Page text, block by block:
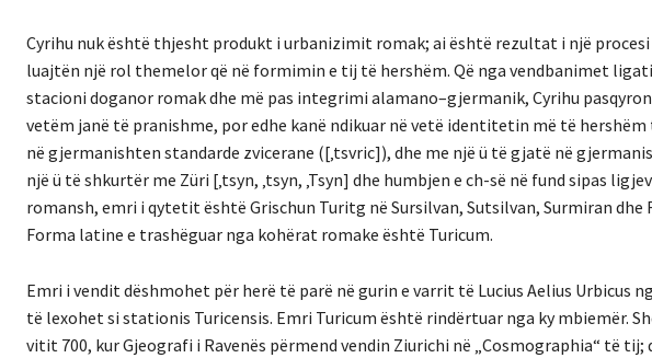
Cyrihu nuk është thjesht produkt i urbanizimit romak; ai është rezultat i një
luajtën një rol themelor që në formimin e tij të hershëm. Që nga vendbanimet
stacioni doganor romak dhe më pas integrimi alamano–gjermanik, Cyrihu
vetëm janë të pranishme, por edhe kanë ndikuar në vetë identitetin më të
në gjermanishten standarde zvicerane ([‚tsvric]), dhe me një ü të gjatë në
një ü të shkurtër me Züri [‚tsyn, ‚tsyn, ‚Tsyn] dhe humbjen e ch-së në fund sipas
romansh, emri i qytetit është Grischun Turitg në Sursilvan, Sutsilvan, Surmiran
Forma latine e trashëguar nga kohërat romake është Turicum.
Emri i vendit dëshmohet për herë të parë në gurin e varrit të Lucius Aelius Urbicus
të lexohet si stationis Turicensis. Emri Turicum është rindërtuar nga ky mbiemër.
vitit 700, kur Gjeografi i Ravenës përmend vendin Ziurichi në „Cosmographia“ të